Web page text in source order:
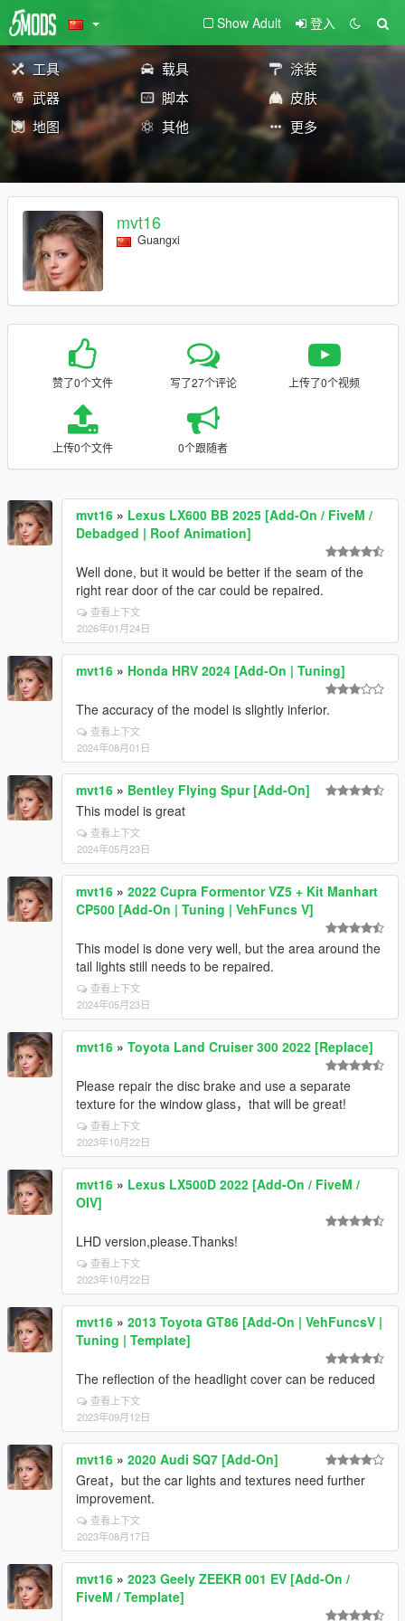
Show Adult 登入
工具 载具
涂装
武器
脚本
皮肤
地图
其他 更多
mvt16
Guangxi
赞了0个文件 写了27个评论 上传了0个视频
上传0个文件 0个跟随者
mvt16 » Lexus LX600 BB 2025 [Add-On / FiveM /
Debadged | Roof Animation]
Well done, but it would be better if the seam of the
right rear door of the car could be repaired.
查看上下文
2026年01月24日
mvt16 » Honda HRV 2024 [Add-On | Tuning]
The accuracy of the model is slightly inferior.
查看上下文
2024年08月01日
mvt16 » Bentley Flying Spur [Add-On]
This model is great
查看上下文
2024年05月23日
mvt16 » 2022 Cupra Formentor VZ5 + Kit Manhart
CP500 [Add-On | Tuning | VehFuncs V]
This model is done very well, but the area around the
tail lights still needs to be repaired.
查看上下文
2024年05月23日
mvt16 » Toyota Land Cruiser 300 2022 [Replace]
Please repair the disc brake and use a separate
texture for the window glass，that will be great!
查看上下文
2023年10月22日
mvt16 » Lexus LX500D 2022 [Add-On / FiveM /
OIV]
LHD version,please.Thanks!
查看上下文
2023年10月22日
mvt16 » 2013 Toyota GT86 [Add-On | VehFuncsV |
Tuning | Template]
The reflection of the headlight cover can be reduced
查看上下文
2023年09月12日
mvt16 » 2020 Audi SQ7 [Add-On]
Great，but the car lights and textures need further
improvement.
查看上下文
2023年08月17日
mvt16 » 2023 Geely ZEEKR 001 EV [Add-On /
FiveM / Template]